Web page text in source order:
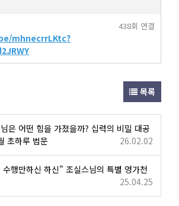
mhnecrrLKtc?
438회 연결
목록
은 어떤 힘을 가졌을까? 십력의 비밀 대공
초하루 법문
26.02.02
행만하신 하신" 조실스님의 특별 영가천
25.04.25